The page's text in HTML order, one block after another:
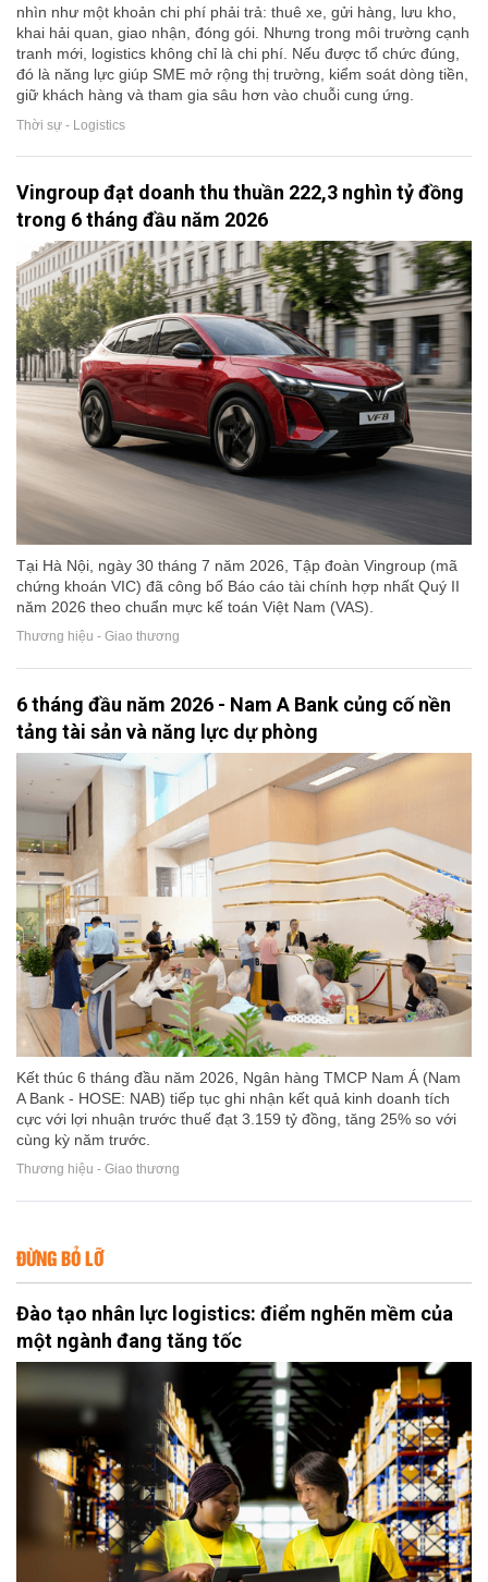
nhìn như một khoản chi phí phải trả: thuê xe, gửi hàng, lưu kho,
khai hải quan, giao nhận, đóng gói. Nhưng trong môi trường cạnh
tranh mới, logistics không chỉ là chi phí. Nếu được tổ chức đúng,
đó là năng lực giúp SME mở rộng thị trường, kiểm soát dòng tiền,
giữ khách hàng và tham gia sâu hơn vào chuỗi cung ứng.
Thời sự - Logistics
Vingroup đạt doanh thu thuần 222,3 nghìn tỷ đồng
trong 6 tháng đầu năm 2026
Tại Hà Nội, ngày 30 tháng 7 năm 2026, Tập đoàn Vingroup (mã
chứng khoán VIC) đã công bố Báo cáo tài chính hợp nhất Quý II
năm 2026 theo chuẩn mực kế toán Việt Nam (VAS).
Thương hiệu - Giao thương
6 tháng đầu năm 2026 - Nam A Bank củng cố nền
tảng tài sản và năng lực dự phòng
Kết thúc 6 tháng đầu năm 2026, Ngân hàng TMCP Nam Á (Nam
A Bank - HOSE: NAB) tiếp tục ghi nhận kết quả kinh doanh tích
cực với lợi nhuận trước thuế đạt 3.159 tỷ đồng, tăng 25% so với
cùng kỳ năm trước.
Thương hiệu - Giao thương
ĐỪNG BỎ LỠ
Đào tạo nhân lực logistics: điểm nghẽn mềm của
một ngành đang tăng tốc